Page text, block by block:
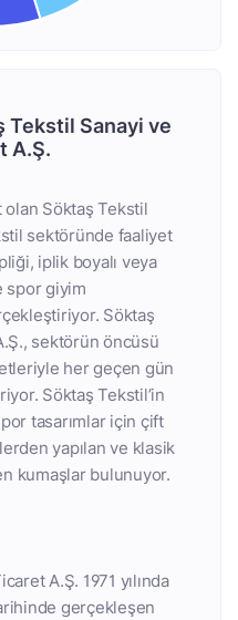
Tekstil Sanayi ve
A.Ş.
Söktaş Tekstil
sektöründe faaliyet
iplik boyalı veya
spor giyim
Söktaş
sektörün öncüsü
her geçen gün
Söktaş Tekstil’in
tasarımlar için çift
yapılan ve klasik
kumaşlar bulunuyor.
A.Ş. 1971 yılında
gerçekleşen